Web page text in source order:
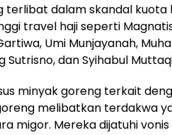
terlibat dalam skandal kuota
travel haji seperti
Umi Munjayanah,
Sutrisno, dan Syihabul
minyak goreng terkait
melibatkan terdakwa
migor. Mereka dijatuhi